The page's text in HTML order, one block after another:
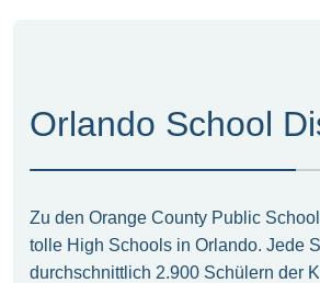
Orlando School
Zu den Orange County Public
tolle High Schools in Orlando. Jede
durchschnittlich 2.900 Schülern der